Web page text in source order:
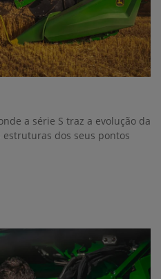
a série S traz a evolução da
dos seus pontos